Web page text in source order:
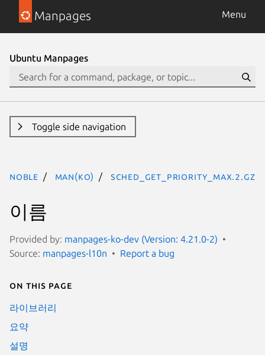
Manpages Menu
Ubuntu Manpages
Toggle side navigation
noble man(ko) sched_get_priority_max.2.gz
이름
Provided by: manpages-ko-dev (Version: 4.21.0-2)
Source: manpages-l10n Report a bug
On this page
라이브러리
요약
설명